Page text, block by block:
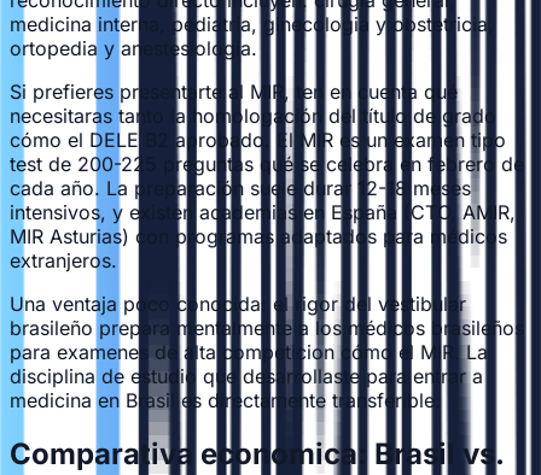
medicina interna, pediatria, ginecologia y obstetricia,
ortopedia y anestesiologia.
Si prefieres presentarte al MIR, ten en cuenta qué
necesitaras tanto la homologación del título de grado
cómo el DELE B2 aprobado. El MIR es un examen tipo
test de 200-225 preguntas qué se celebra en febrero de
cada año. La preparación suele durar 12-18 meses
intensivos, y existen academias en España (CTO, AMIR,
MIR Asturias) con programas adaptados para médicos
extranjeros.
Una ventaja poco conocida: el rigor del vestibular
brasileño prepara mentalmente a los médicos brasileños
para examenes de alta competicion cómo el MIR. La
disciplina de estudio que desarrollaste para entrar a
medicina en Brasil es directamente transferible.
Comparativa economica: Brasil vs.